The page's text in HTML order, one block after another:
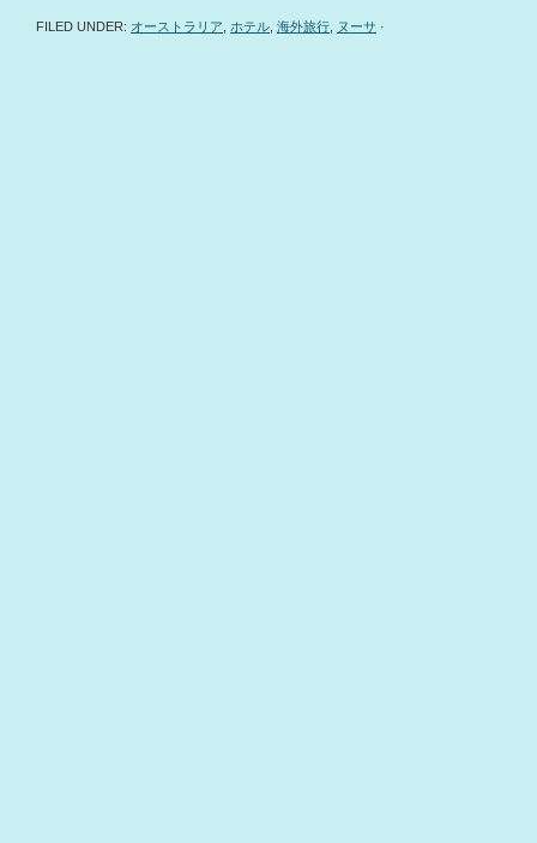
FILED UNDER: オーストラリア ホテル 海外旅行 ヌーサ ·